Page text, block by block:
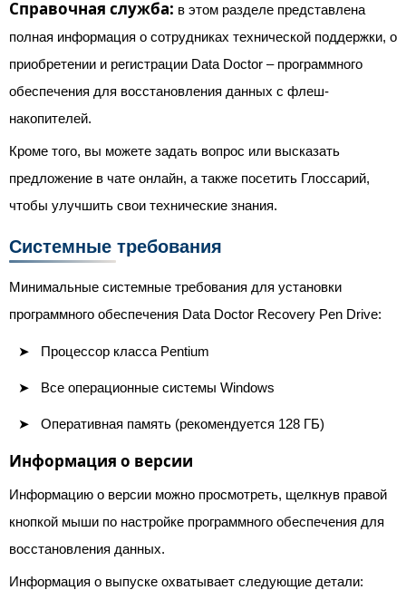
Справочная служба: в этом разделе представлена ​​
полная информация о сотрудниках технической поддержки, о
приобретении и регистрации Data Doctor – программного
обеспечения для восстановления данных с флеш-
накопителей.
Кроме того, вы можете задать вопрос или высказать
предложение в чате онлайн, а также посетить Глоссарий,
чтобы улучшить свои технические знания.
Системные требования
Минимальные системные требования для установки
программного обеспечения Data Doctor Recovery Pen Drive:
Процессор класса Pentium
Все операционные системы Windows
Оперативная память (рекомендуется 128 ГБ)
Информация о версии
Информацию о версии можно просмотреть, щелкнув правой
кнопкой мыши по настройке программного обеспечения для
восстановления данных.
Информация о выпуске охватывает следующие детали: